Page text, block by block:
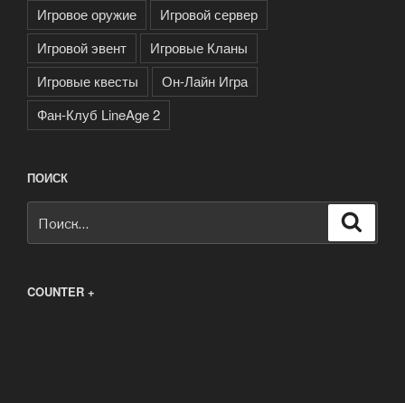
Игровое оружие
Игровой сервер
Игровой эвент
Игровые Кланы
Игровые квесты
Он-Лайн Игра
Фан-Клуб LineAge 2
ПОИСК
COUNTER +